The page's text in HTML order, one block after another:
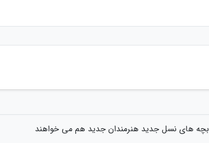
بچه های نسل جدید هنرمندان جدید هم می خواهند